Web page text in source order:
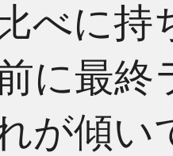
べに
に最終
が傾い